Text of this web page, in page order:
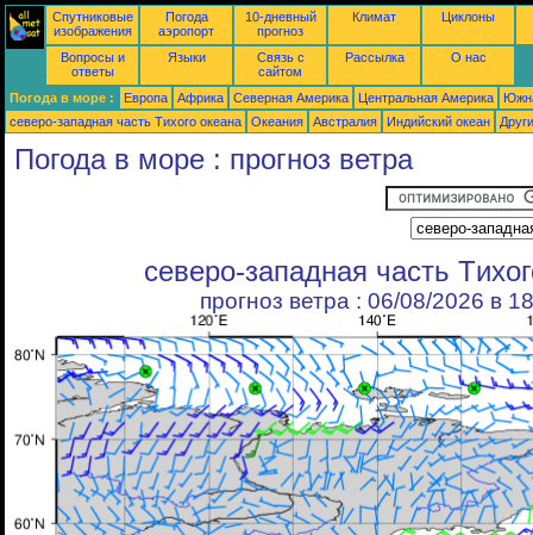
Спутниковые
изображения
Погода
аэропорт
10-дневный
прогноз
Климат Циклоны
Вопросы и
ответы
Языки
Связь с
сайтом
Рассылка О нас
Погода в море : Европа Африка Северная Америка Центральная Америка
северо-западная часть Tихого океана
Океания Австралия Индийский океан
Погода в море : прогноз ветра
северо-западная часть
прогноз ветра : 06/08/2026 в